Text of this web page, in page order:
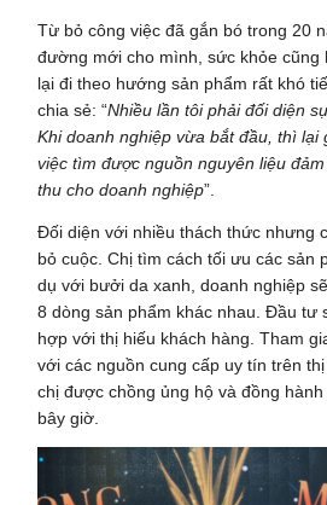
Từ bỏ công việc đã gắn bó trong 20
đường mới cho mình, sức khỏe cũng
lại đi theo hướng sản phẩm rất khó
chia sẻ: “Nhiều lần tôi phải đối diện
Khi doanh nghiệp vừa bắt đầu, thì lại
việc tìm được nguồn nguyên liệu
thu cho doanh nghiệp”.
Đối diện với nhiều thách thức nhưng
bỏ cuộc. Chị tìm cách tối ưu các sản
dụ với bưởi da xanh, doanh nghiệp
8 dòng sản phẩm khác nhau. Đầu tư
hợp với thị hiếu khách hàng. Tham
với các nguồn cung cấp uy tín trên
chị được chồng ủng hộ và đồng
bây giờ.